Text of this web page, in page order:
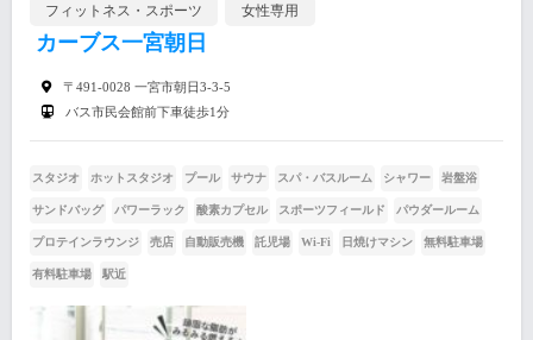
フィットネス・スポーツ 女性専用
カーブス一宮朝日
〒491-0028 一宮市朝日3-3-5
バス市民会館前下車徒歩1分
スタジオ ホットスタジオ プール サウナ スパ・バスルーム シャワー 岩盤浴
サンドバッグ パワーラック 酸素カプセル スポーツフィールド パウダールーム
プロテインラウンジ 売店 自動販売機 託児場 Wi-Fi 日焼けマシン 無料駐車場
有料駐車場 駅近